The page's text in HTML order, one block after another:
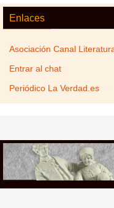
Enlaces
Asociación Canal
Entrar al chat
Periódico La Verdad.es